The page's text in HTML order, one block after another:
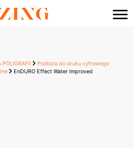
POLIGRAFII
Podłoża do druku cyfrowego
EnDURO Effect Water Improved